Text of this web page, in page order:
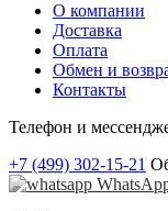
О компании
Доставка
Оплата
Обмен и
Контакты
Телефон и
+7 (499) 302-15-21